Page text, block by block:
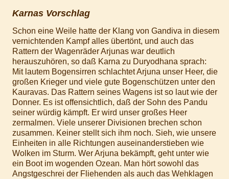
Karnas Vorschlag
Schon eine Weile hatte der Klang von Gandiva in diesem
vernichtenden Kampf alles übertönt, und auch das
Rattern der Wagenräder Arjunas war deutlich
herauszuhören, so daß Karna zu Duryodhana sprach:
Mit lautem Bogensirren schlachtet Arjuna unser Heer, die
großen Krieger und viele gute Bogenschützen unter den
Kauravas. Das Rattern seines Wagens ist so laut wie der
Donner. Es ist offensichtlich, daß der Sohn des Pandu
seiner würdig kämpft. Er wird unser großes Heer
zermalmen. Viele unserer Divisionen brechen schon
zusammen. Keiner stellt sich ihm noch. Sieh, wie unsere
Einheiten in alle Richtungen auseinanderstieben wie
Wolken im Sturm. Wer Arjuna bekämpft, geht unter wie
ein Boot im wogenden Ozean. Man hört sowohl das
Angstgeschrei der Fliehenden als auch das Wehklagen